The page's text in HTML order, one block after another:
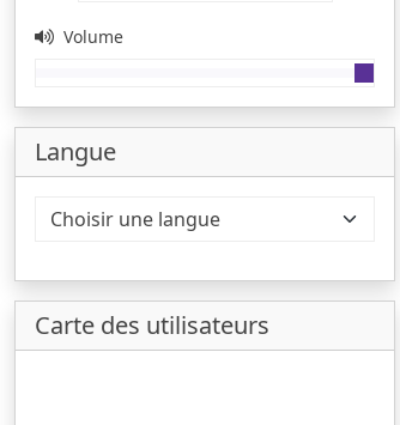
Volume
Langue
Carte des utilisateurs